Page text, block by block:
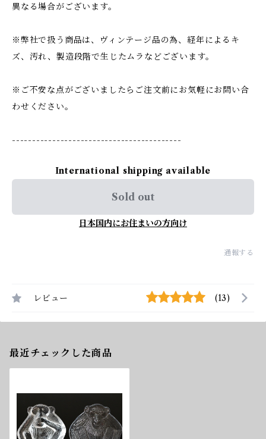
異なる場合がございます。
※弊社で扱う商品は、ヴィンテージ品の為、経年によるキ
ズ、汚れ、製造段階で生じたムラなどございます。
※ご不安な点がございましたらご注文前にお気軽にお問い合
わせください。
------------------------------------------
International shipping available
Sold out
日本国内にお住まいの方向け
通報する
レビュー (13)
最近チェックした商品